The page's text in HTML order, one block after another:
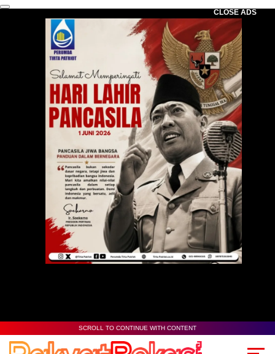
CLOSE ADS
SCROLL TO CONTINUE WITH CONTENT